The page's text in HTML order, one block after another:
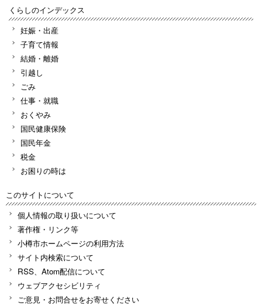
くらしのインデックス
妊娠・出産
子育て情報
結婚・離婚
引越し
ごみ
仕事・就職
おくやみ
国民健康保険
国民年金
税金
お困りの時は
このサイトについて
個人情報の取り扱いについて
著作権・リンク等
小樽市ホームページの利用方法
サイト内検索について
RSS、Atom配信について
ウェブアクセシビリティ
ご意見・お問合せをお寄せください